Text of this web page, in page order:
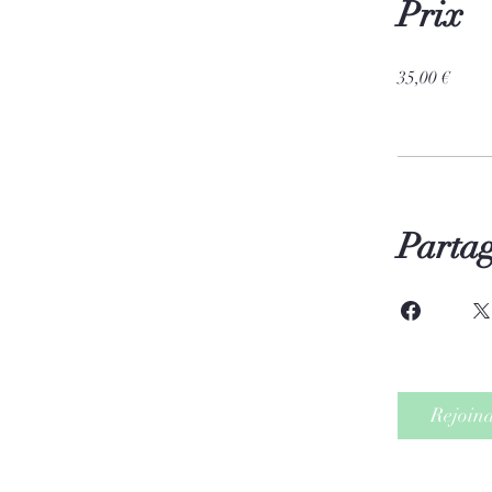
Prix
35,00 €